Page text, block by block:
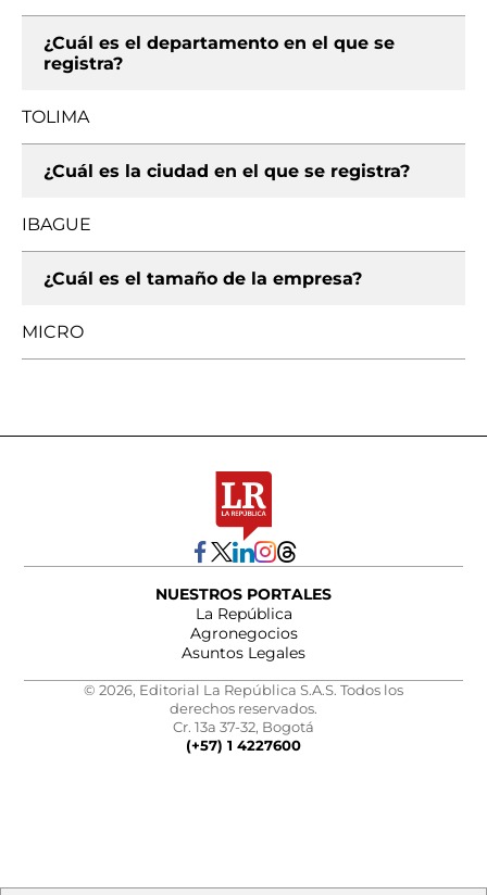
¿Cuál es el departamento en el que se
registra?
TOLIMA
¿Cuál es la ciudad en el que se registra?
IBAGUE
¿Cuál es el tamaño de la empresa?
MICRO
NUESTROS PORTALES
La República
Agronegocios
Asuntos Legales
© 2026, Editorial La República S.A.S. Todos los
derechos reservados.
Cr. 13a 37-32, Bogotá
(+57) 1 4227600